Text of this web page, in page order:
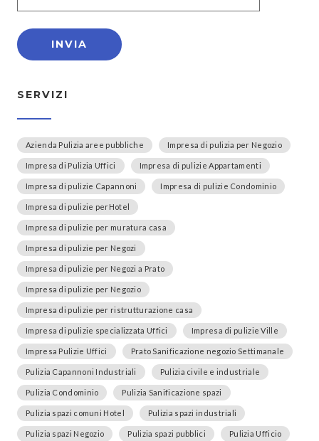
SERVIZI
Azienda Pulizia aree pubbliche Impresa di pulizia per Negozio
Impresa di Pulizia Uffici Impresa di pulizie Appartamenti
Impresa di pulizie Capannoni Impresa di pulizie Condominio
Impresa di pulizie perHotel
Impresa di pulizie per muratura casa
Impresa di pulizie per Negozi
Impresa di pulizie per Negozi a Prato
Impresa di pulizie per Negozio
Impresa di pulizie per ristrutturazione casa
Impresa di pulizie specializzata Uffici Impresa di pulizie Ville
Impresa Pulizie Uffici Prato Sanificazione negozio Settimanale
Pulizia Capannoni Industriali Pulizia civile e industriale
Pulizia Condominio Pulizia Sanificazione spazi
Pulizia spazi comuni Hotel Pulizia spazi industriali
Pulizia spazi Negozio Pulizia spazi pubblici Pulizia Ufficio